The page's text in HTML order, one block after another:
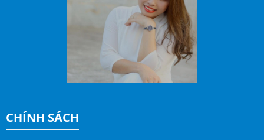
CHÍNH SÁCH